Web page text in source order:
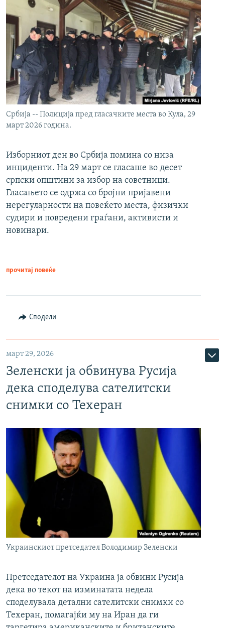
Србија -- Полиција пред гласачките места во Кула, 29
март 2026 година.
Изборниот ден во Србија помина со низа
инциденти. На 29 март се гласаше во десет
српски општини за избор на советници.
Гласањето се одржа со бројни пријавени
нерегуларности на повеќето места, физички
судири и повредени граѓани, активисти и
новинари.
прочитај повеќе
Сподели
март 29, 2026
Зеленски ја обвинува Русија
дека споделува сателитски
снимки со Техеран
Украинскиот претседател Володимир Зеленски
Претседателот на Украина ја обвини Русија
дека во текот на изминатата недела
споделувала детални сателитски снимки со
Техеран, помагајќи му на Иран да ги